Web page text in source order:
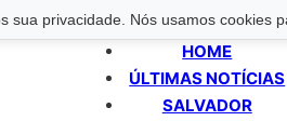
sua privacidade. Nós usamos cookies
HOME
ÚLTIMAS NOTÍCIAS
SALVADOR